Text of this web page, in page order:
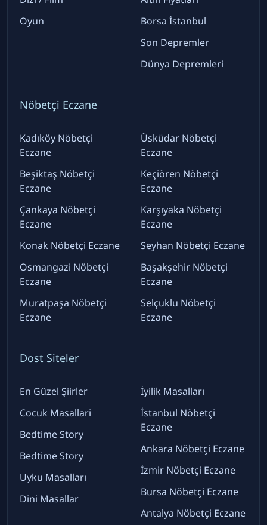
Oyun
Borsa İstanbul
Son Depremler
Dünya Depremleri
Nöbetçi Eczane
Kadıköy Nöbetçi
Eczane
Beşiktaş Nöbetçi
Eczane
Çankaya Nöbetçi
Eczane
Konak Nöbetçi Eczane
Osmangazi Nöbetçi
Eczane
Muratpaşa Nöbetçi
Eczane
Üsküdar Nöbetçi
Eczane
Keçiören Nöbetçi
Eczane
Karşıyaka Nöbetçi
Eczane
Seyhan Nöbetçi Eczane
Başakşehir Nöbetçi
Eczane
Selçuklu Nöbetçi
Eczane
Dost Siteler
En Güzel Şiirler
Cocuk Masallari
Bedtime Story
Bedtime Story
Uyku Masalları
Dini Masallar
İyilik Masalları
İstanbul Nöbetçi
Eczane
Ankara Nöbetçi Eczane
İzmir Nöbetçi Eczane
Bursa Nöbetçi Eczane
Antalya Nöbetçi Eczane